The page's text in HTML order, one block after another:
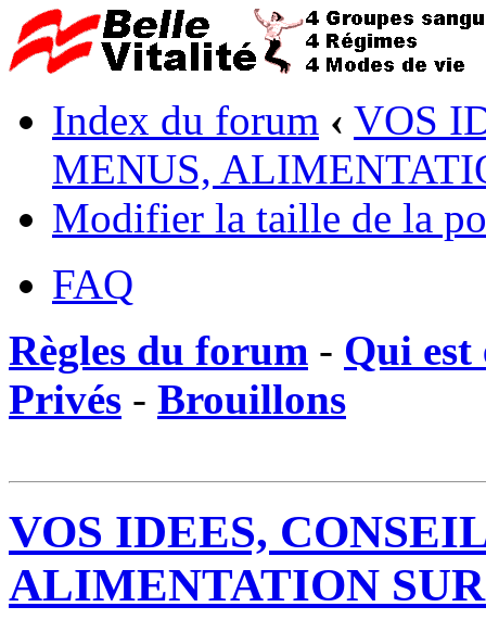
Index du forum ‹ VOS
MENUS,
Modifier la taille de la
FAQ
Règles du forum - Qui est
Privés - Brouillons
VOS IDEES,
ALIMENTATION